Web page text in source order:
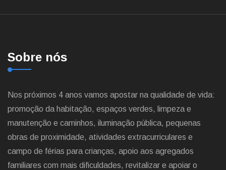
Sobre nós
Nos próximos 4 anos vamos apostar na qualidade de vida:
promoção da habitação, espaços verdes, limpeza e
manutenção e caminhos, iluminação pública, pequenas
obras de proximidade, atividades extracurriculares e
campo de férias para crianças, apoio aos agregados
familiares com mais dificuldades, revitalizar e apoiar o